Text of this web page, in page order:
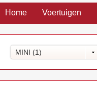
Home Voertuigen
MINI (1)